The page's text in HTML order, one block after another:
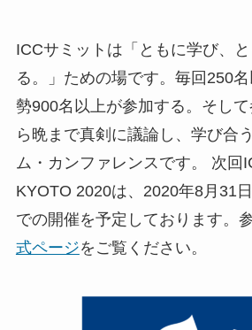
ICCサミットは「ともに学び、
る。」ための場です。毎回250
勢900名以上が参加する。そし
ら晩まで真剣に議論し、学び合
ム・カンファレンスです。 次回
KYOTO 2020は、2020年8月31
での開催を予定しております。
式ページをご覧ください。